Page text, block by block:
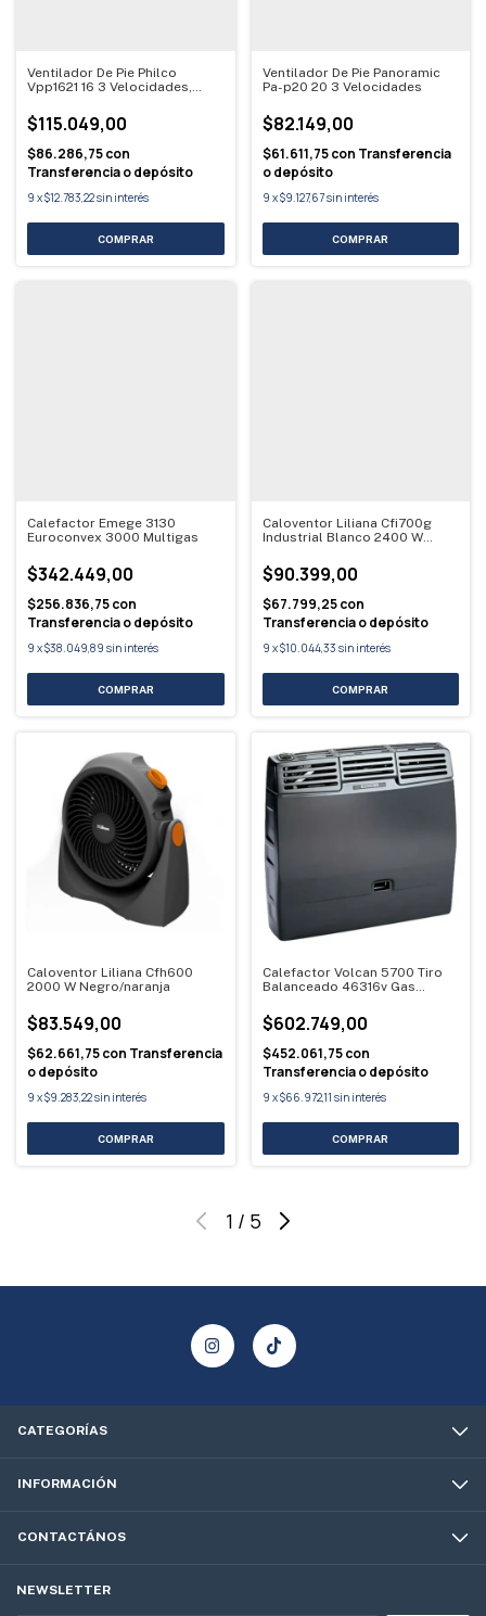
Ventilador De Pie Philco
Vpp1621 16 3 Velocidades,
$115.049,00
$86.286,75con
Transferencia o depósito
9 x$12.783,22sin interés
Ventilador De Pie Panoramic
Pa-p20 20 3 Velocidades
$82.149,00
$61.611,75con Transferencia
o depósito
9 x$9.127,67sin interés
Calefactor Emege 3130
Euroconvex 3000 Multigas
$342.449,00
$256.836,75con
Transferencia o depósito
9 x$38.049,89 sin interés
Caloventor Liliana Cfi700g
Industrial Blanco 2400 W
$90.399,00
$67.799,25con
Transferencia o depósito
9 x$10.044,33 sin interés
Caloventor Liliana Cfh600
2000 W Negro/naranja
$83.549,00
$62.661,75con Transferencia
o depósito
9 x$9.283,22sin interés
Calefactor Volcan 5700 Tiro
Balanceado 46316v Gas
$602.749,00
$452.061,75con
Transferencia o depósito
9 x$66.972,11 sin interés
1 / 5
CATEGORÍAS
INFORMACIÓN
CONTACTÁNOS
NEWSLETTER